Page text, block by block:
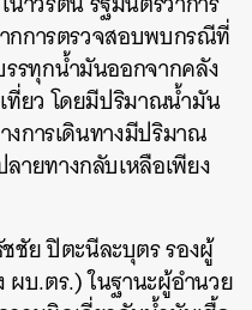
กการตรวจสอบพบกรณีที่
รทุกน้ำมันออกจากคลัง
ที่ยว โดยมีปริมาณน้ำมัน
งการเดินทางมีปริมาณ
ายทางกลับเหลือเพียง
ชัย ปิตะนีละบุตร รองผู้
บ.ตร.) ในฐานะผู้อำนวย